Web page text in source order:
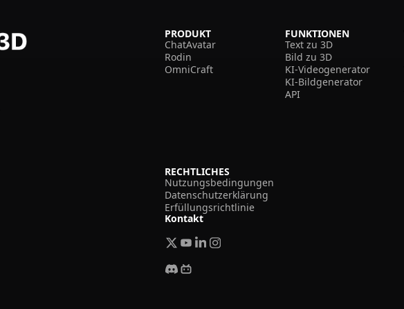
PRODUKT
ChatAvatar
Rodin
OmniCraft
FUNKTIONEN
Text zu 3D
Bild zu 3D
KI-Videogenerator
KI-Bildgenerator
API
RECHTLICHES
Nutzungsbedingungen
Datenschutzerklärung
Erfüllungsrichtlinie
Kontakt